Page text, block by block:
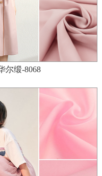
尔缎-8068